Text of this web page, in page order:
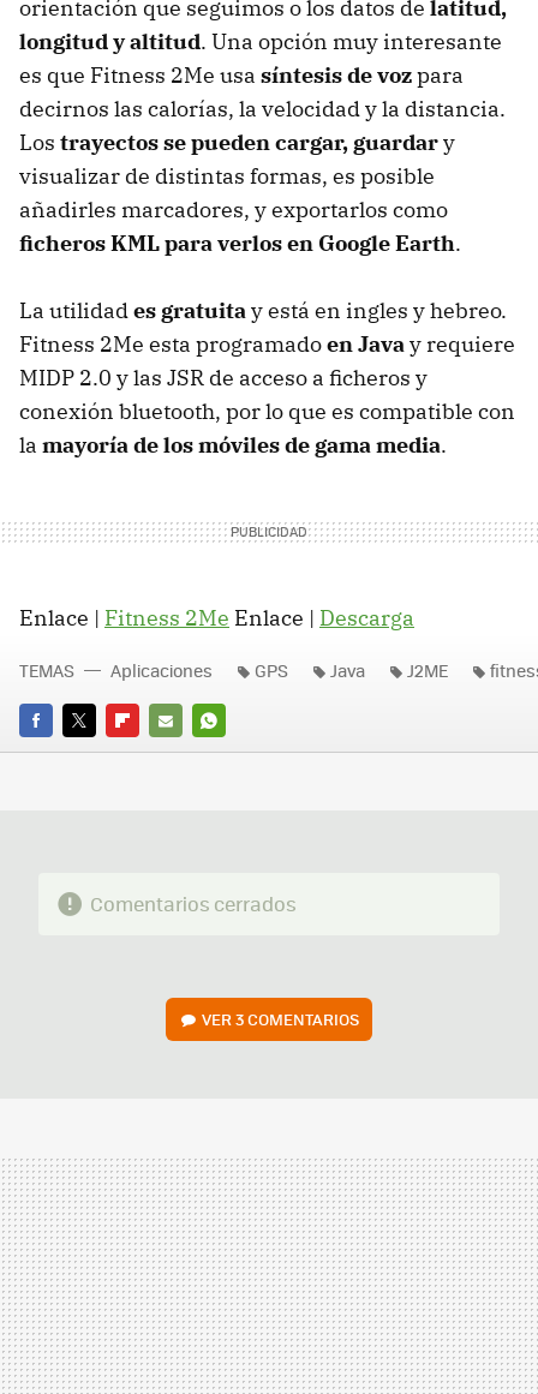
orientación que seguimos o los datos de latitud,
longitud y altitud. Una opción muy interesante
es que Fitness 2Me usa síntesis de vozpara
decirnos las calorías, la velocidad y la distancia.
Los trayectos se pueden cargar, guardary
visualizar de distintas formas, es posible
añadirles marcadores, y exportarlos como
ficheros KML para verlos en Google Earth.
La utilidades gratuitay está en ingles y hebreo.
Fitness 2Me esta programadoen Javay requiere
MIDP 2.0 y las JSR de acceso a ficheros y
conexión bluetooth, por lo que es compatible con
la mayoría de los móviles de gama media.
Enlace | Fitness 2Me Enlace | Descarga
FACEBOOK
TWITTERFLIPBOARD
E-
WHATSAPP
TEMAS Aplicaciones GPS Java J2ME
Comentarios cerrados
VER3 COMENTARIOS